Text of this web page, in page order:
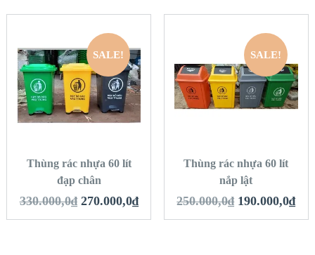
SALE!
QUICK LOOK
VIEW DETAILS
THÊM VÀO GIỎ
Thùng rác nhựa 60 lít
đạp chân
330.000,0₫ 270.000,0₫
SALE!
QUICK LOOK
VIEW DETAILS
Thùng rác nhựa 60 lít
nắp lật
250.000,0₫ 190.000,0₫